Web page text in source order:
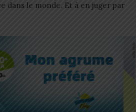
dans le monde. Et à en juger par